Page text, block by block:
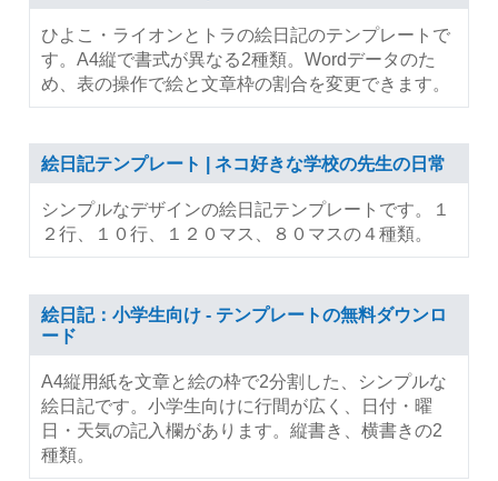
ひよこ・ライオンとトラの絵日記のテンプレートで
す。A4縦で書式が異なる2種類。Wordデータのた
め、表の操作で絵と文章枠の割合を変更できます。
絵日記テンプレート | ネコ好きな学校の先生の日常
シンプルなデザインの絵日記テンプレートです。１
２行、１０行、１２０マス、８０マスの４種類。
絵日記：小学生向け - テンプレートの無料ダウンロ
ード
A4縦用紙を文章と絵の枠で2分割した、シンプルな
絵日記です。小学生向けに行間が広く、日付・曜
日・天気の記入欄があります。縦書き、横書きの2
種類。